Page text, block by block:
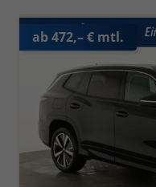
ab 472,– € mtl.